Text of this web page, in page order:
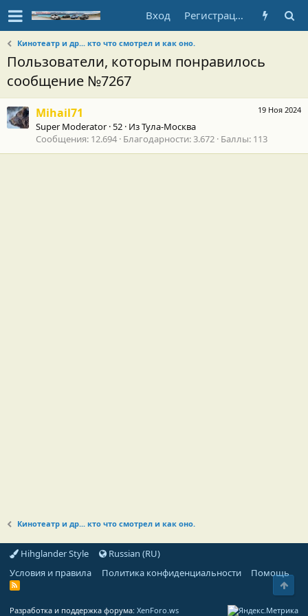
Вход Регистрация
Кинотеатр и др... кто что смотрел и как оно.
Пользователи, которым понравилось
сообщение №7267
19 Ноя 2024
Mihail71
Super Moderator ·52 · ИзТула-Москва
Сообщения 12.694 Благодарности 3.672 Баллы 113
Кинотеатр и др... кто что смотрел и как оно.
Hihglander Style
Russian (RU)
Условия и правила
Политика конфиденциальности Помощь
R
Разработка и поддержка форума: XenForo.ws